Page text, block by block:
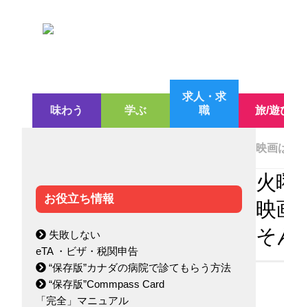
味わう 学ぶ
求人・求
職
旅/遊
映画
火
映
そ
お役立ち情報
失敗しない
eTA ・ビザ・税関申告
“保存版”カナダの病院で診てもらう方法
“保存版”Commpass Card
「完全」マニュアル